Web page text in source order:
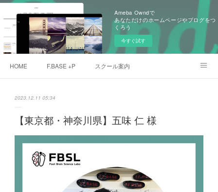
Ameba Owndで
あなただけのホームページやブログをつ
くろう
今すぐ試す
HOME F.BASE +P スクール案内
2023.12.11 05:34
【東京都・神奈川県】五味 仁 様